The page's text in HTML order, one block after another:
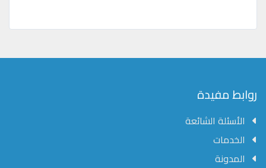
الحقوق
2026
Mejsp.com
روابط مفيدة
الأسئلة الشائعة
الخدمات
المدونة